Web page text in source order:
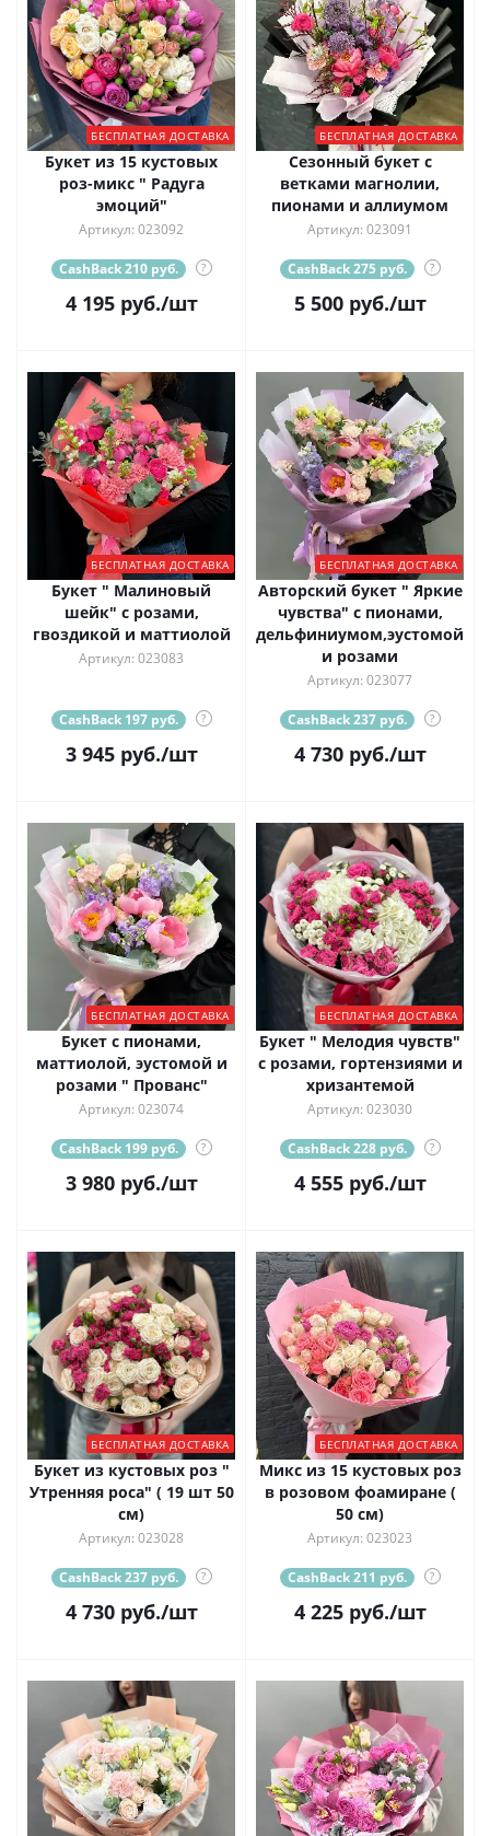
БЕСПЛАТНАЯ ДОСТАВКА
Букет из 15 кустовых
роз-микс " Радуга
эмоций"
Артикул: 023092
CashBack 210 руб. ?
4 195руб./шт
БЕСПЛАТНАЯ ДОСТАВКА
Сезонный букет с
ветками магнолии,
пионами и аллиумом
Артикул: 023091
CashBack 275 руб. ?
5 500руб./шт
БЕСПЛАТНАЯ ДОСТАВКА
Букет " Малиновый
шейк" с розами,
гвоздикой и маттиолой
Артикул: 023083
CashBack 197 руб. ?
3 945руб./шт
БЕСПЛАТНАЯ ДОСТАВКА
Авторский букет " Яркие
чувства" с пионами,
дельфиниумом,эустомой
и розами
Артикул: 023077
CashBack 237 руб. ?
4 730руб./шт
БЕСПЛАТНАЯ ДОСТАВКА
Букет с пионами,
маттиолой, эустомой и
розами " Прованс"
Артикул: 023074
CashBack 199 руб. ?
3 980руб./шт
БЕСПЛАТНАЯ ДОСТАВКА
Букет " Мелодия чувств"
с розами, гортензиями и
хризантемой
Артикул: 023030
CashBack 228 руб. ?
4 555руб./шт
БЕСПЛАТНАЯ ДОСТАВКА
Букет из кустовых роз "
Утренняя роса" ( 19 шт 50
см)
Артикул: 023028
CashBack 237 руб. ?
4 730руб./шт
БЕСПЛАТНАЯ ДОСТАВКА
Микс из 15 кустовых роз
в розовом фоамиране (
50 см)
Артикул: 023023
CashBack 211 руб. ?
4 225руб./шт